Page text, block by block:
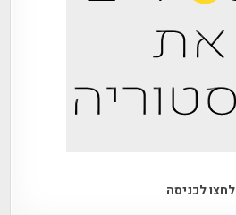
לחצו לכניסה